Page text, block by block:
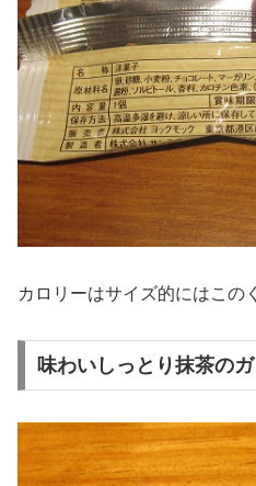
カロリーはサイズ的にはこの
味わいしっとり抹茶の